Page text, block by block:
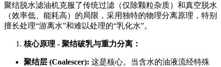
聚结脱水滤油机克服了传统过滤（仅除颗粒杂质）和真空脱水
（效率低、能耗高）的局限，采用独特的物理分离原理，特别
擅长处理“游离水”和难以处理的“乳化水”。
核心原理 - 聚结破乳与重力分离：
聚结层 (Coalescer): 这是核心。当含水的油液流经特殊